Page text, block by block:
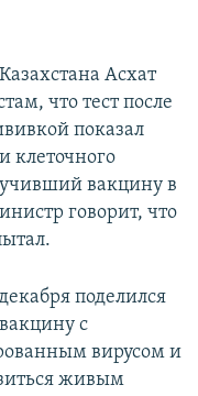
Асхат
что тест после
показал
клеточного
вакцину в
говорит, что
поделился
с
вирусом и
живым